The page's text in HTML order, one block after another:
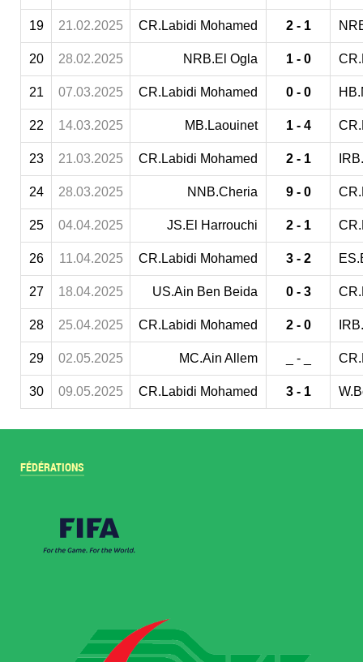
19 21.02.2025 CR.Labidi Mohamed 2 - 1
20 28.02.2025 NRB.El Ogla 1 - 0
21 07.03.2025 CR.Labidi Mohamed 0 - 0
22 14.03.2025 MB.Laouinet 1 - 4
23 21.03.2025 CR.Labidi Mohamed 2 - 1
24 28.03.2025 NNB.Cheria 9 - 0
25 04.04.2025 JS.El Harrouchi 2 - 1
26 11.04.2025 CR.Labidi Mohamed 3 - 2
27 18.04.2025 US.Ain Ben Beida 0 - 3
28 25.04.2025 CR.Labidi Mohamed 2 - 0
29 02.05.2025 MC.Ain Allem _ - _
30 09.05.2025 CR.Labidi Mohamed 3 - 1
FÉDÉRATIONS